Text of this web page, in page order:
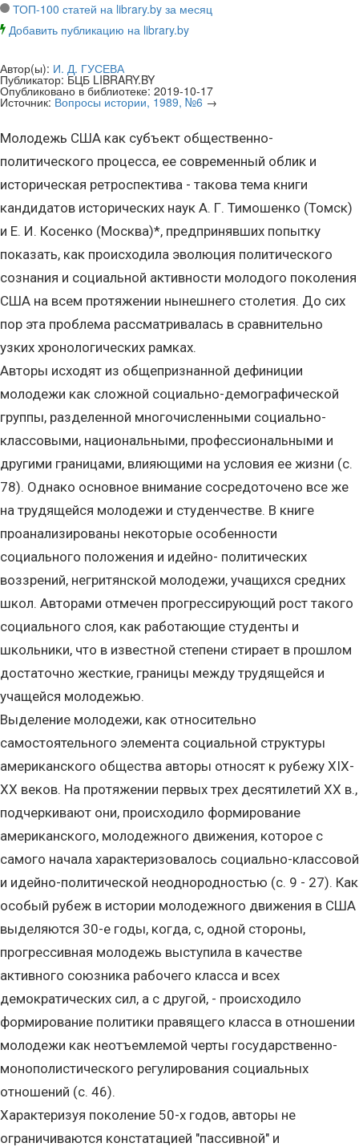
ТОП-100 статей на library.by за месяц
Добавить публикацию на library.by
Автор(ы): И. Д. ГУСЕВА
Публикатор: БЦБ LIBRARY.BY
Опубликовано в библиотеке: 2019-10-17
Источник: Вопросы истории, 1989, №6 →
Молодежь США как субъект общественно-
политического процесса, ее современный облик и
историческая ретроспектива - такова тема книги
кандидатов исторических наук А. Г. Тимошенко (Томск)
и Е. И. Косенко (Москва)*, предпринявших попытку
показать, как происходила эволюция политического
сознания и социальной активности молодого поколения
США на всем протяжении нынешнего столетия. До сих
пор эта проблема рассматривалась в сравнительно
узких хронологических рамках.
Авторы исходят из общепризнанной дефиниции
молодежи как сложной социально-демографической
группы, разделенной многочисленными социально-
классовыми, национальными, профессиональными и
другими границами, влияющими на условия ее жизни (с.
78). Однако основное внимание сосредоточено все же
на трудящейся молодежи и студенчестве. В книге
проанализированы некоторые особенности
социального положения и идейно- политических
воззрений, негритянской молодежи, учащихся средних
школ. Авторами отмечен прогрессирующий рост такого
социального слоя, как работающие студенты и
школьники, что в известной степени стирает в прошлом
достаточно жесткие, границы между трудящейся и
учащейся молодежью.
Выделение молодежи, как относительно
самостоятельного элемента социальной структуры
американского общества авторы относят к рубежу XIX-
XX веков. На протяжении первых трех десятилетий XX в.,
подчеркивают они, происходило формирование
американского, молодежного движения, которое с
самого начала характеризовалось социально-классовой
и идейно-политической неоднородностью (с. 9 - 27). Как
особый рубеж в истории молодежного движения в США
выделяются 30-е годы, когда, с, одной стороны,
прогрессивная молодежь выступила в качестве
активного союзника рабочего класса и всех
демократических сил, а с другой, - происходило
формирование политики правящего класса в отношении
молодежи как неотъемлемой черты государственно-
монополистического регулирования социальных
отношений (с. 46).
Характеризуя поколение 50-х годов, авторы не
ограничиваются констатацией "пассивной" и